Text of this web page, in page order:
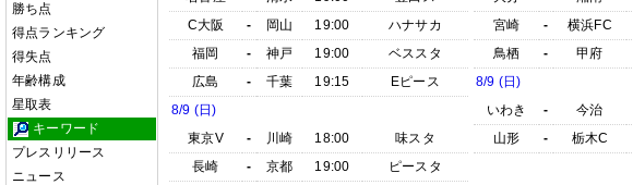
勝ち点
得点ランキング
得失点
年齢構成
星取表
キーワード
プレスリリース
ニュース
C大阪
- 岡山 19:00
ハナサカ
福岡
- 神戸 19:00
ベススタ
広島
- 千葉 19:15
Eピース
8/9 (日)
東京V
- 川崎 18:00
味スタ
長崎
- 京都 19:00 ピースタ
宮崎
- 横浜FC
鳥栖
- 甲府
8/9 (日)
いわき
- 今治
山形
- 栃木C